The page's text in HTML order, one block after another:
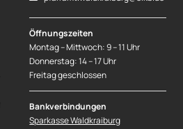
Öffnungszeiten
Montag – Mittwoch: 9 – 11 Uhr
Donnerstag: 14 – 17 Uhr
Freitag geschlossen
Bankverbindungen
Sparkasse Waldkraiburg